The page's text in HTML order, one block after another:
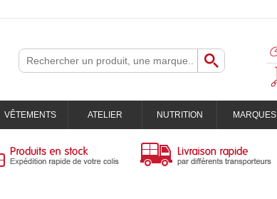
VÊTEMENTS ATELIER NUTRITION MARQUES